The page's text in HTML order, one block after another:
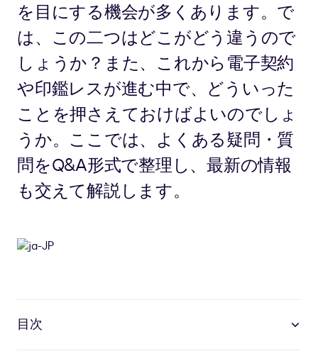
を目にする機会が多くあります。で
は、この二つはどこがどう違うので
しょうか？また、これから電子契約
や印鑑レスが進む中で、どういった
ことを押さえておけばよいのでしょ
うか。ここでは、よくある疑問・質
問をQ&A形式で整理し、最新の情報
も交えて解説します。
目次